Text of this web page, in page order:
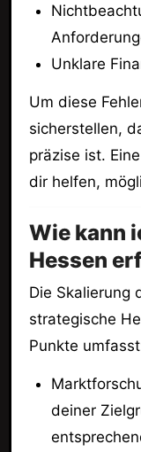
Unklare
Um diese
sicherstellen,
präzise ist.
dir helfen,
Wie kann
Hessen
Die Skalierung
strategische
Punkte
deiner